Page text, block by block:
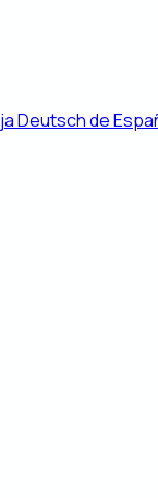
jaDeutschde